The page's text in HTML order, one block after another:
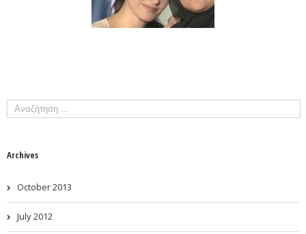
Archives
October 2013
July 2012